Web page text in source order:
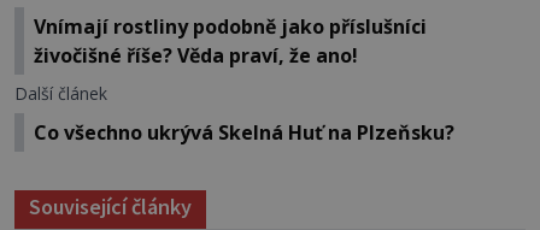
Vnímají rostliny podobně jako příslušníci
živočišné říše? Věda praví, že ano!
Další článek
Co všechno ukrývá Skelná Huť na Plzeňsku?
Související články